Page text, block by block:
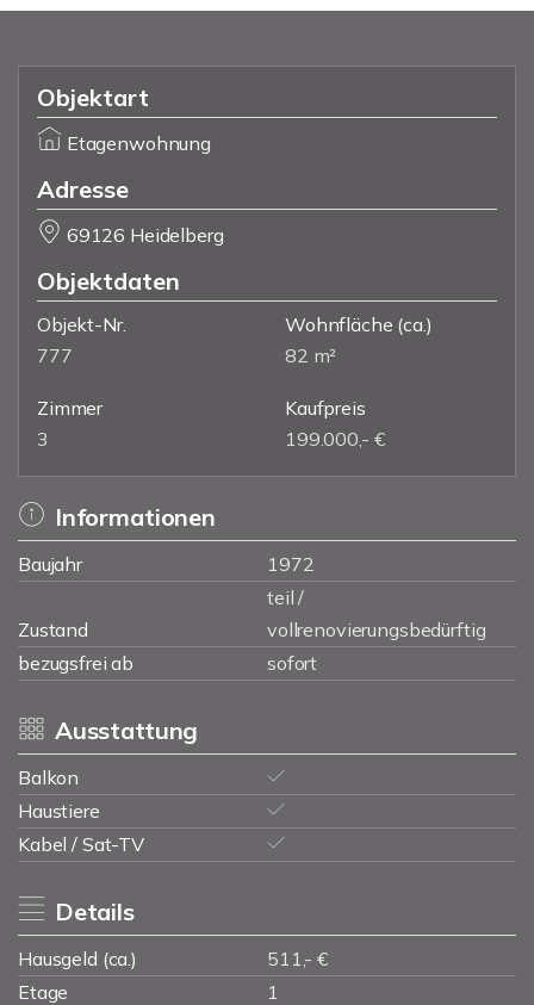
Objektart
Etagenwohnung
Adresse
69126 Heidelberg
Objektdaten
Objekt-Nr.
777
Wohnfläche (ca.)
82 m²
Zimmer
3
Kaufpreis
199.000,- €
Informationen
Baujahr 1972
Zustand
teil /
vollrenovierungsbedürftig
bezugsfrei ab
sofort
Ausstattung
Balkon
Haustiere
Kabel / Sat-TV
Details
Hausgeld (ca.)
511,- €
Etage
1